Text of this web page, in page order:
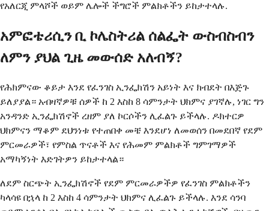
የአለርጂ ምላሾች ወይም ሌሎች ችግሮች ምልክቶችን ይከታተላሉ.
አምፎቴሪሲን ቢ ኮሌስትሪል ሰልፌት ውስብስብን
ለምን ያህል ጊዜ መውሰድ አለብኝ?
የሕክምናው ቆይታ እንደ የፈንገስ ኢንፌክሽን አይነት እና ክብደት በእጅጉ
ይለያያል። አብዛኛዎቹ ሰዎች ከ 2 እስከ 8 ሳምንታት ህክምና ያገኛሉ, ነገር ግን
አንዳንድ ኢንፌክሽኖች ረዘም ያለ ኮርሶችን ሊፈልጉ ይችላሉ. ዶክተርዎ
ህክምናን ማቆም ደህንነቱ የተጠበቀ መቼ እንደሆነ ለመወሰን በመደበኛ የደም
ምርመራዎች፣ የምስል ጥናቶች እና የሕመም ምልክቶች ግምገማዎች
አማካኝነት እድገትዎን ይከታተላል።
ለደም ስርጭት ኢንፌክሽኖች የደም ምርመራዎችዎ የፈንገስ ምልክቶችን
ካላሳዩ በኋላ ከ 2 እስከ 4 ሳምንታት ህክምና ሊፈልጉ ይችላሉ. እንደ ሳንባ